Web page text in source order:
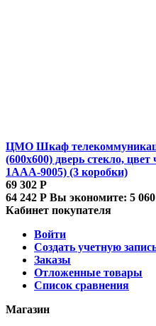
ЦМО Шкаф
(600x600) дверь стекло,
1ААА-9005) (3 коробки)
69 302 Р
64 242 Р Вы экономите: 5 060
Кабинет покупателя
Войти
Создать учетную
Заказы
Отложенные товары
Список сравнения
Магазин